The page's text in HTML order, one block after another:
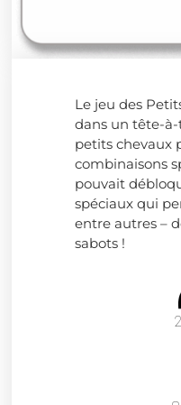
Le jeu des
dans un tête-
petits chevaux
combinaisons
pouvait
spéciaux qui
entre autres –
sabots !